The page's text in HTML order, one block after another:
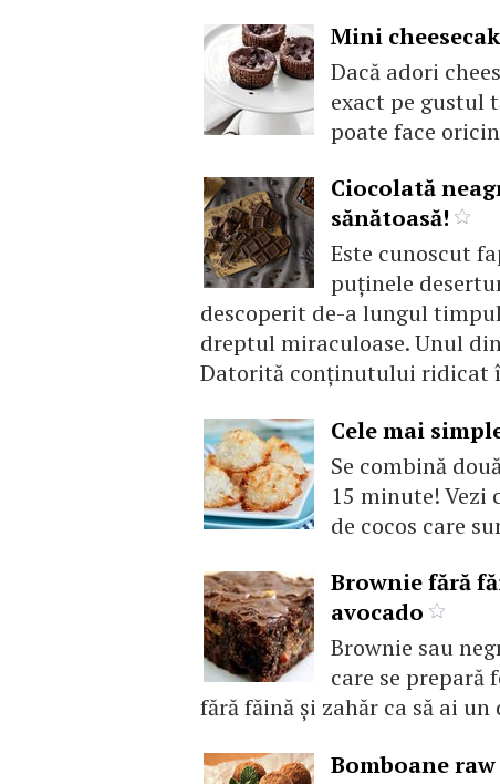
Mini
Dacă adori
exact pe gustul
poate face
Ciocolată
sănătoasă!
Este cunoscut
puținele
descoperit de-a lungul
dreptul miraculoase. Unul
Datorită conţinutului ridicat
Cele mai
Se combină
15 minute! Vezi
de cocos care
Brownie fără
avocado
Brownie sau
care se prepară
fără făină și zahăr ca să ai un
Bomboane